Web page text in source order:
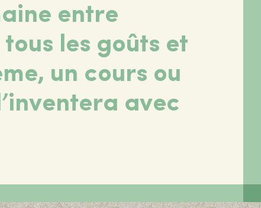
entre
les goûts et
un cours ou
avec